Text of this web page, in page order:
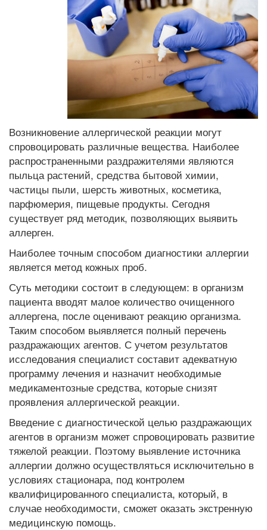
Возникновение аллергической реакции могут
спровоцировать различные вещества. Наиболее
распространенными раздражителями являются
пыльца растений, средства бытовой химии,
частицы пыли, шерсть животных, косметика,
парфюмерия, пищевые продукты. Сегодня
существует ряд методик, позволяющих выявить
аллерген.
Наиболее точным способом диагностики аллергии
является метод кожных проб.
Суть методики состоит в следующем: в организм
пациента вводят малое количество очищенного
аллергена, после оценивают реакцию организма.
Таким способом выявляется полный перечень
раздражающих агентов. С учетом результатов
исследования специалист составит адекватную
программу лечения и назначит необходимые
медикаментозные средства, которые снизят
проявления аллергической реакции.
Введение с диагностической целью раздражающих
агентов в организм может спровоцировать развитие
тяжелой реакции. Поэтому выявление источника
аллергии должно осуществляться исключительно в
условиях стационара, под контролем
квалифицированного специалиста, который, в
случае необходимости, сможет оказать экстренную
медицинскую помощь.